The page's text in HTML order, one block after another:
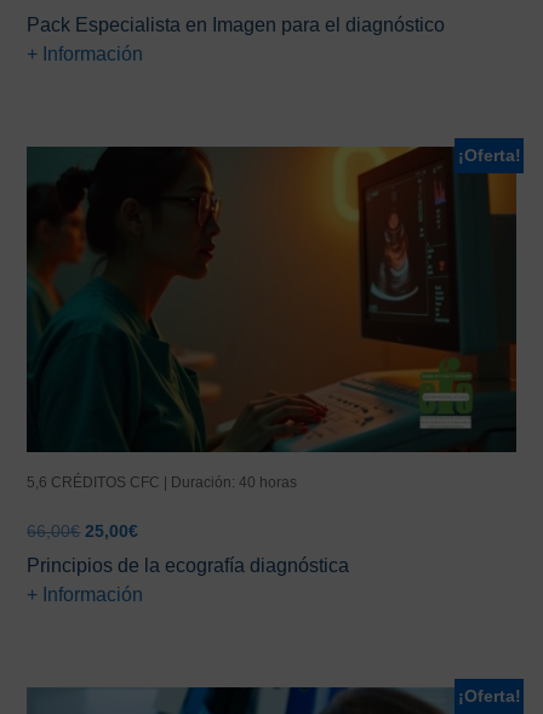
Pack Especialista en Imagen para el diagnóstico
+ Información
¡Oferta!
5,6 CRÉDITOS CFC | Duración: 40 horas
66,00€ El
precio
original
era:
25,00€El
precio
actual
es:
Principios de la ecografía diagnóstica
+ Información
¡Oferta!